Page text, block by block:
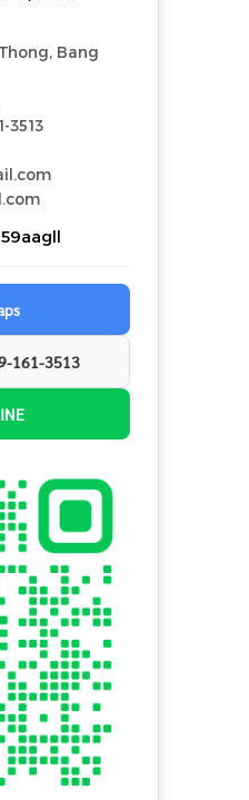
Bang
3513
161-3513